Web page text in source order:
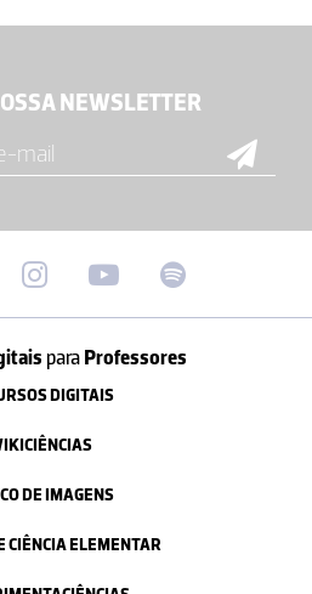
NEWSLETTER
paraProfessores
DIGITAIS
DE IMAGENS
CIÊNCIA ELEMENTAR